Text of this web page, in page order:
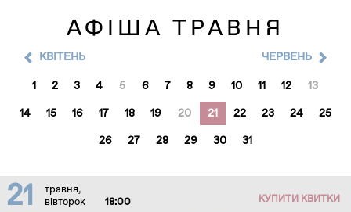
АФІША ТРАВНЯ
КВІТЕНЬ
1 2 3 4 5 6 7 8 9 10 11 12 13
14 15 16 17 18 19 20 21 22 23 24 25
26 27 28 29 30 31
ЧЕРВЕНЬ
21
травня,
вівторок
18:00 КУПИТИ КВИТКИ